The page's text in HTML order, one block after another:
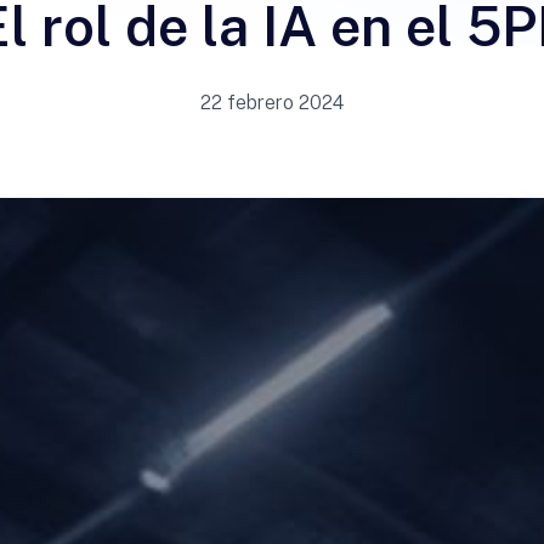
rol de la IA en el
22 febrero 2024